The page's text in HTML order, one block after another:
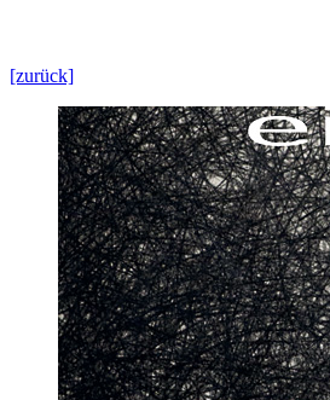
[zurück]